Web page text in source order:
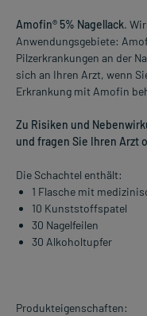
Amofin® 5% Nagellack.
Anwendungsgebiete:
Pilzerkrankungen an der
sich an Ihren Arzt, wenn
Erkrankung mit Amofin
Zu Risiken und
und fragen Sie Ihren Arzt
Die Schachtel enthält:
1 Flasche mit
10 Kunststoffspatel
30 Nagelfeilen
30 Alkoholtupfer
Produkteigenschaften: